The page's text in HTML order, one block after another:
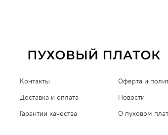
Контакты
Доставка и оплата
Гарантии качества
Оферта и
Новости
О пуховом